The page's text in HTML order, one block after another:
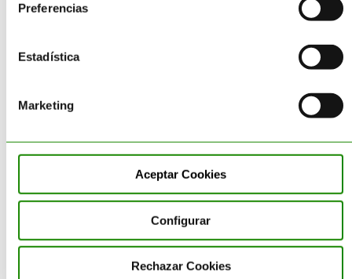
Preferencias
Estadística
Marketing
Aceptar Cookies
Configurar
Rechazar Cookies
Obligaciones- Normativa
Proyectos de I+D+I
Reciclaje
Residuos Peligrosos
Valorización de Residuos